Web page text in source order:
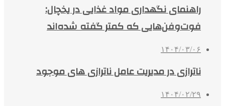
راهنمای نگهداری مواد غذایی در یخچال:
فوت‌وفن‌هایی که کمتر گفته شده‌اند
۱۴۰۴/۰۳/۰۶
ناترازی در مدیریت عامل ناترازی های موجود
۱۴۰۴/۰۲/۲۹